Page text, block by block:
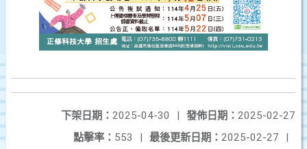
發佈日期： 2025-02-27
下架日期： 2025-04-30
|
最後更新日期： 2025-02-27 |
點擊率： 553 |